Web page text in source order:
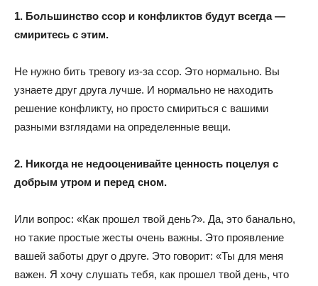
1. Большинство ссор и конфликтов будут всегда —
смиритесь с этим.
Не нужно бить тревогу из-за ссор. Это нормально. Вы
узнаете друг друга лучше. И нормально не находить
решение конфликту, но просто смириться с вашими
разными взглядами на определенные вещи.
2. Никогда не недооценивайте ценность поцелуя с
добрым утром и перед сном.
Или вопрос: «Как прошел твой день?». Да, это банально,
но такие простые жесты очень важны. Это проявление
вашей заботы друг о друге. Это говорит: «Ты для меня
важен. Я хочу слушать тебя, как прошел твой день, что